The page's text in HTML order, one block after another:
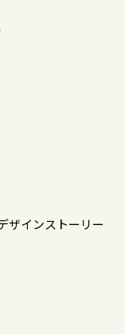
ザインストーリー